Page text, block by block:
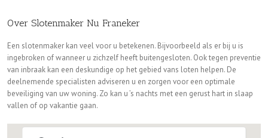
Over Slotenmaker Nu Franeker
Een slotenmaker kan veel voor u betekenen. Bijvoorbeeld als er bij u is
ingebroken of wanneer u zichzelf heeft buitengesloten. Ook tegen preventie
van inbraak kan een deskundige op het gebied vans loten helpen. De
deelnemende specialisten adviseren u en zorgen voor een optimale
beveiliging van uw woning. Zo kan u ’s nachts met een gerust hart in slaap
vallen of op vakantie gaan.